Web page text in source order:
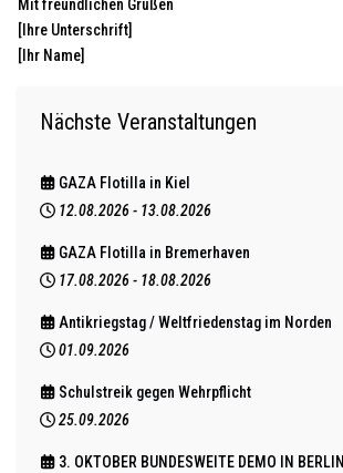
Mit freundlichen Grüßen
[Ihre Unterschrift]
[Ihr Name]
Nächste Veranstaltungen
GAZA Flotilla in Kiel
12.08.2026 - 13.08.2026
GAZA Flotilla in Bremerhaven
17.08.2026 - 18.08.2026
Antikriegstag / Weltfriedenstag im Norden
01.09.2026
Schulstreik gegen Wehrpflicht
25.09.2026
3. OKTOBER BUNDESWEITE DEMO IN BERLIN